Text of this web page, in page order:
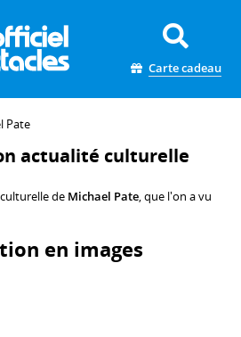
Carte cadeau
Pate
actualité culturelle
de Michael Pate, que l'on a vu
en images